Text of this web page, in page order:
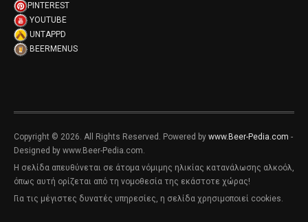
PINTEREST
YOUTUBE
UNTAPPD
BEERMENUS
Copyright © 2026. All Rights Reserved. Powered by www.Beer-Pedia.com -
Designed by www.Beer-Pedia.com.
Η σελίδα απευθύνεται σε άτομα νόμιμης ηλικίας κατανάλωσης αλκοόλ,
όπως αυτή ορίζεται από τη νομοθεσία της εκάστοτε χώρας!
Για τις μέγιστες δυνατές υπηρεσίες, η σελίδα χρησιμοποιεί cookies.